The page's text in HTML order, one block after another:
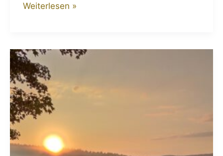
Weiterlesen »
Gedanken
zur
Sommersonnenwende